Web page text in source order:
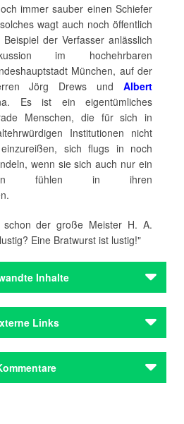
immer sauber einen Schiefer
wagt auch noch öffentlich
der Verfasser anlässlich
im hochehrbaren
München, auf der
Jörg Drews und Albert
Es ist ein eigentümliches
Menschen, die für sich in
Institutionen nicht
sich flugs in noch
wenn sie sich auch nur ein
fühlen in ihren
der große Meister H. A.
Eine Bratwurst ist lustig!"
Inhalte
Links